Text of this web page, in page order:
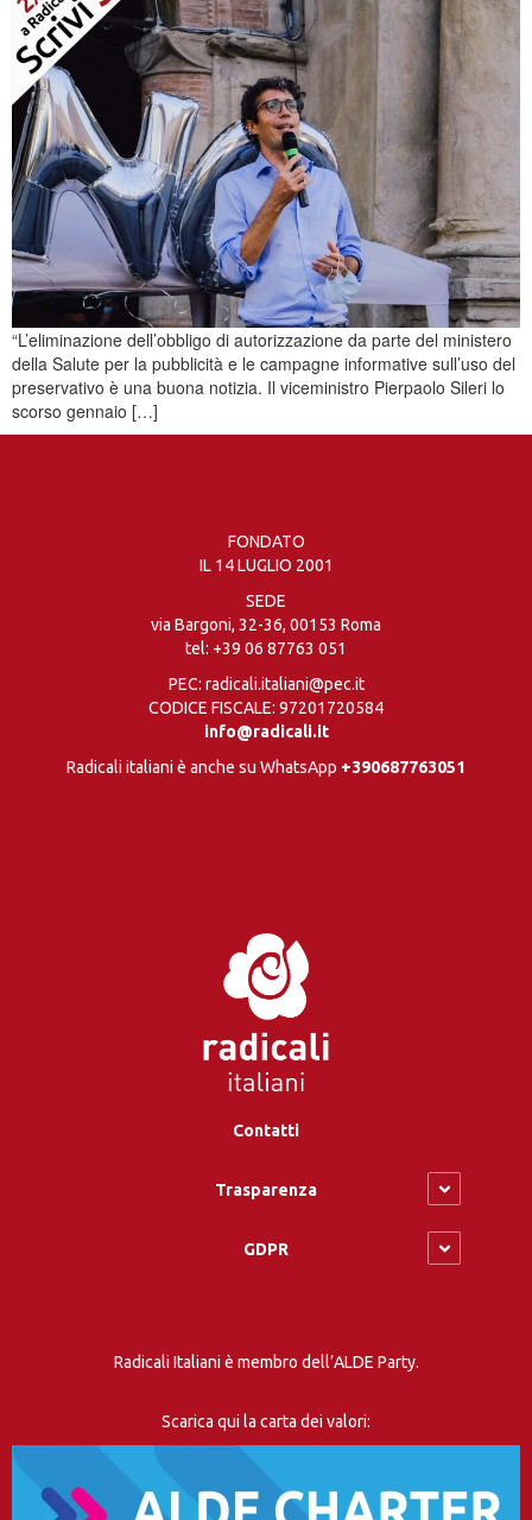
“L’eliminazione dell’obbligo di autorizzazione da parte del ministero
della Salute per la pubblicità e le campagne informative sull’uso del
preservativo è una buona notizia. Il viceministro Pierpaolo Sileri lo
scorso gennaio […]
FONDATO
IL 14 LUGLIO 2001
SEDE
via Bargoni, 32-36, 00153 Roma
tel: +39 06 87763 051
PEC: radicali.italiani@pec.it
CODICE FISCALE: 97201720584
info@radicali.it
Radicali italiani è anche su WhatsApp +390687763051
Contatti
Trasparenza
GDPR
Radicali Italiani è membro dell’ALDE Party.
Scarica qui la carta dei valori: